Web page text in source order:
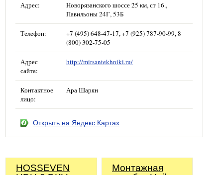
Адрес:
Новорязанского шоссе 25 км, ст 16.,
Павильоны 24Г, 53Б
Телефон:
+7 (495) 648-47-17, +7 (925) 787-90-99, 8
(800) 302-75-05
Адрес
сайта:
http://mirsantekhniki.ru/
Контактное
лицо:
Ара Шарян
Открыть на Яндекс.Картах
HOSSEVEN
Монтажная